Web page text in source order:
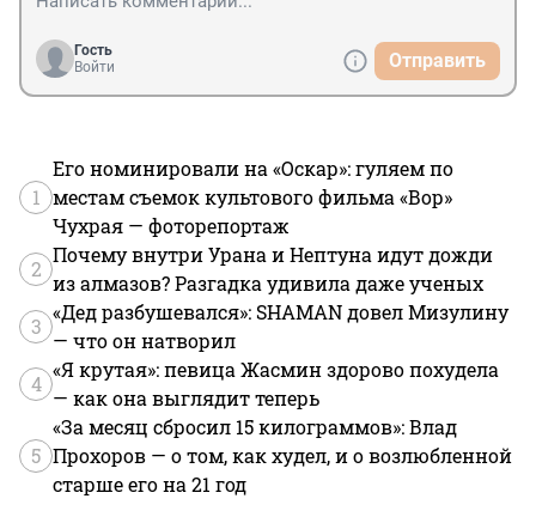
Гость
Войти
Отправить
1
Его номинировали на «Оскар»: гуляем по
местам съемок культового фильма «Вор»
Чухрая — фоторепортаж
2
Почему внутри Урана и Нептуна идут дожди
из алмазов? Разгадка удивила даже ученых
3
«Дед разбушевался»: SHAMAN довел Мизулину
— что он натворил
4
«Я крутая»: певица Жасмин здорово похудела
— как она выглядит теперь
5
«За месяц сбросил 15 килограммов»: Влад
Прохоров — о том, как худел, и о возлюбленной
старше его на 21 год